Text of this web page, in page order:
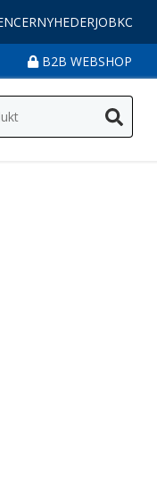
NYHEDERJOB
B2B WEBSHOP